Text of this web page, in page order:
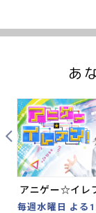
あ
アニゲー☆イレ
毎週水曜日 よる
Prev